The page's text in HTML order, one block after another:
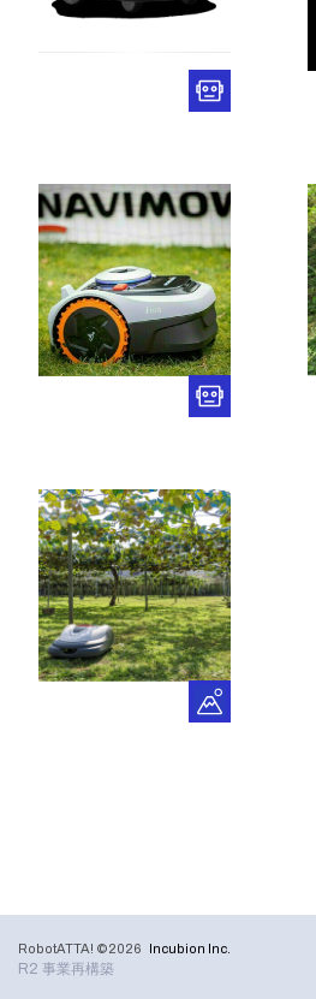
RobotATTA! ©2026 Incubion Inc.
R2 事業再構築